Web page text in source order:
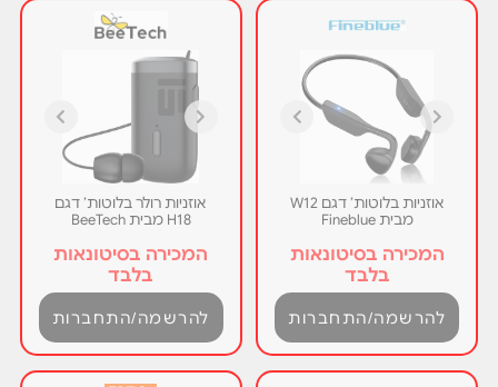
אוזניות בלוטות’ דגם W12
מבית Fineblue
המכירה בסיטונאות
בלבד
להרשמה/התחברות
אוזניות רולר בלוטות’ דגם
H18 מבית BeeTech
המכירה בסיטונאות
בלבד
להרשמה/התחברות